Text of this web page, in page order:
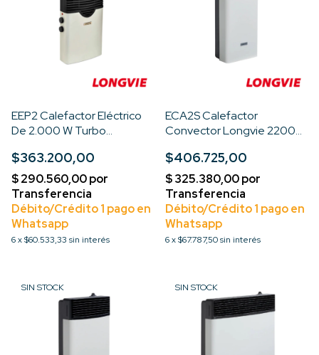
EEP2 Calefactor Eléctrico
De 2.000 W Turbo
$363.200,00
6x$60.533,33 sin interés
ECA2S Calefactor
Convector Longvie 2200
$406.725,00
6x$67.787,50sin interés
SIN STOCK SIN STOCK